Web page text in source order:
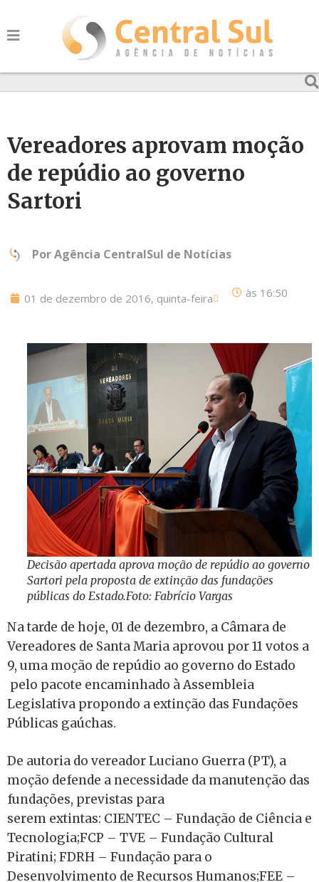
Vereadores aprovam moção
de repúdio ao governo
Sartori
PorAgência CentralSul de Notícias
01 de dezembro de 2016, quinta-feira às 16:50
Decisão apertada aprova moção de repúdio ao governo
Sartori pela proposta de extinção das fundações
públicas do Estado.Foto: Fabrício Vargas
Na tarde de hoje, 01 de dezembro, a Câmara de
Vereadores de Santa Maria aprovou por 11 votos a
9, uma moção de repúdio ao governo do Estado
pelo pacote encaminhado à Assembleia
Legislativa propondo a extinção das Fundações
Públicas gaúchas.
De autoria do vereador Luciano Guerra (PT), a
moção defende a necessidade da manutenção das
fundações, previstas para
serem extintas: CIENTEC – Fundação de Ciência e
Tecnologia;FCP – TVE – Fundação Cultural
Piratini; FDRH – Fundação para o
Desenvolvimento de Recursos Humanos;FEE –